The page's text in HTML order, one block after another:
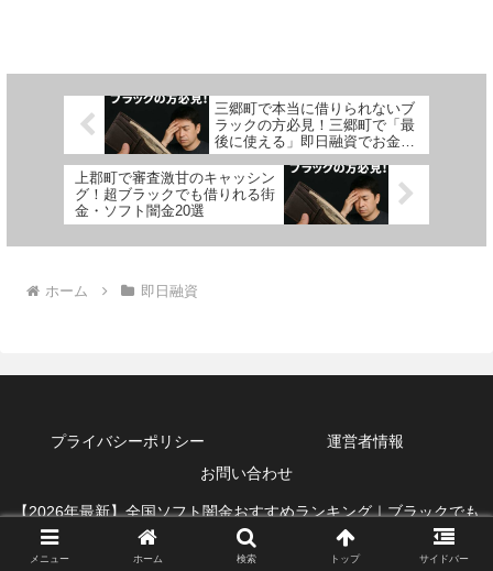
三郷町で本当に借りられないブ
ラックの方必見！三郷町で「最
後に使える」即日融資でお金を
借りる方法を紹介！
上郡町で審査激甘のキャッシン
グ！超ブラックでも借りれる街
金・ソフト闇金20選
ホーム 即日融資
プライバシーポリシー
運営者情報
お問い合わせ
【2026年最新】全国ソフト闇金おすすめランキング｜ブラックでも
借りれる即日融資
メニュー ホーム 検索 トップ サイドバー